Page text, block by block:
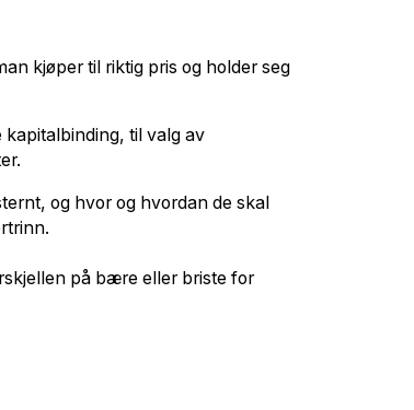
kjøper til riktig pris og holder seg
til valg av
og hvor og hvordan de skal
på bære eller briste for